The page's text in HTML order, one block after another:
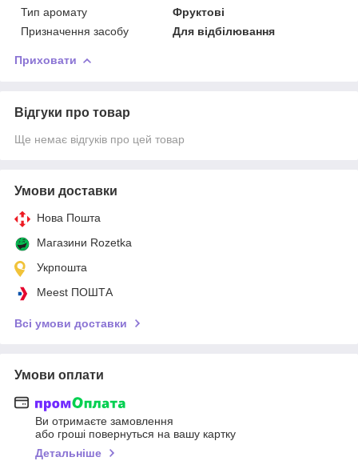
Тип аромату
Фруктові
Призначення засобу
Для відбілювання
Приховати
Відгуки про товар
Ще немає відгуків про цей товар
Умови доставки
Нова Пошта
Магазини Rozetka
Укрпошта
Meest ПОШТА
Всі умови доставки
Умови оплати
Ви отримаєте замовлення
або гроші повернуться на вашу картку
Детальніше